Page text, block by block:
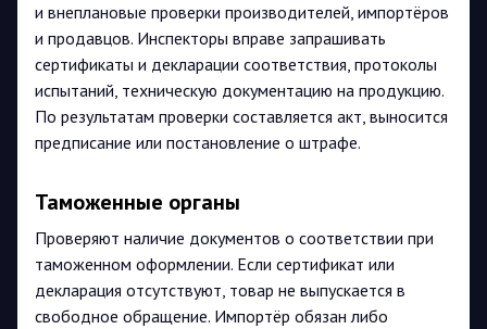
и внеплановые проверки производителей, импортёров
и продавцов. Инспекторы вправе запрашивать
сертификаты и декларации соответствия, протоколы
испытаний, техническую документацию на продукцию.
По результатам проверки составляется акт, выносится
предписание или постановление о штрафе.
Таможенные органы
Проверяют наличие документов о соответствии при
таможенном оформлении. Если сертификат или
декларация отсутствуют, товар не выпускается в
свободное обращение. Импортёр обязан либо